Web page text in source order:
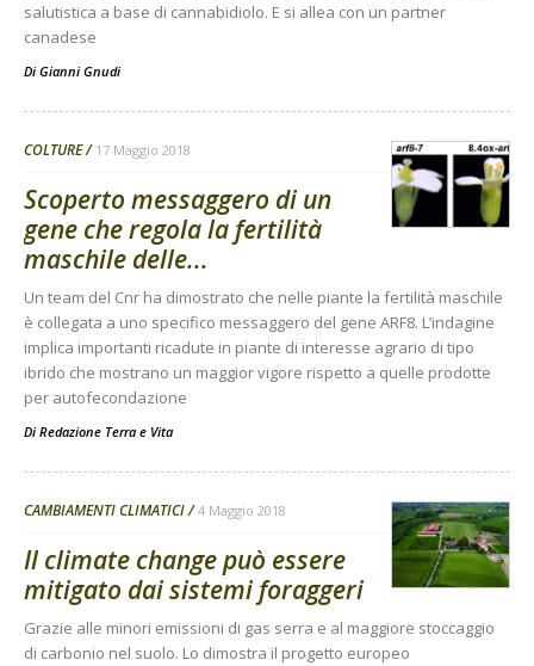
salutistica a base di cannabidiolo. E si allea con un partner
canadese
Di Gianni Gnudi
COLTURE 17 Maggio 2018
Scoperto messaggero di un
gene che regola la fertilità
maschile delle...
Un team del Cnr ha dimostrato che nelle piante la fertilità maschile
è collegata a uno specifico messaggero del gene ARF8. L’indagine
implica importanti ricadute in piante di interesse agrario di tipo
ibrido che mostrano un maggior vigore rispetto a quelle prodotte
per autofecondazione
Di Redazione Terra e Vita
CAMBIAMENTI CLIMATICI 4 Maggio 2018
Il climate change può essere
mitigato dai sistemi foraggeri
Grazie alle minori emissioni di gas serra e al maggiore stoccaggio
di carbonio nel suolo. Lo dimostra il progetto europeo